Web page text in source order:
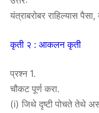
यंत्राबरोबर राहिल्यास
कृती २ : आकलन कृती
प्रश्न 1.
चौकट पूर्ण करा.
(i) जिथे दृष्टी पोचते तेथे